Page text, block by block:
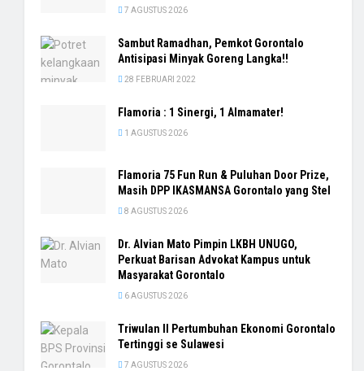
7 AGUSTUS 2026
Sambut Ramadhan, Pemkot Gorontalo
Antisipasi Minyak Goreng Langka!!
28 FEBRUARI 2022
Flamoria : 1 Sinergi, 1 Almamater!
1 AGUSTUS 2026
Flamoria 75 Fun Run & Puluhan Door Prize,
Masih DPP IKASMANSA Gorontalo yang Stel
8 AGUSTUS 2026
Dr. Alvian Mato Pimpin LKBH UNUGO,
Perkuat Barisan Advokat Kampus untuk
Masyarakat Gorontalo
6 AGUSTUS 2026
Triwulan II Pertumbuhan Ekonomi Gorontalo
Tertinggi se Sulawesi
7 AGUSTUS 2026